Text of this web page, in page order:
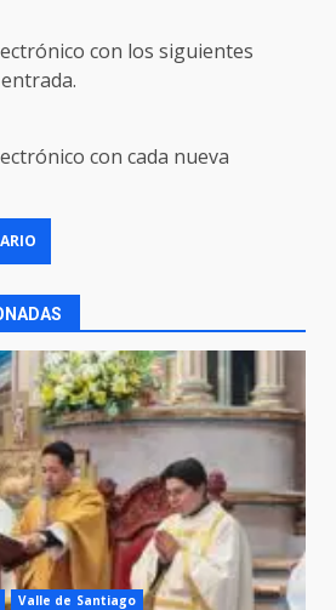
con los siguientes
con cada nueva
Valle de Santiago